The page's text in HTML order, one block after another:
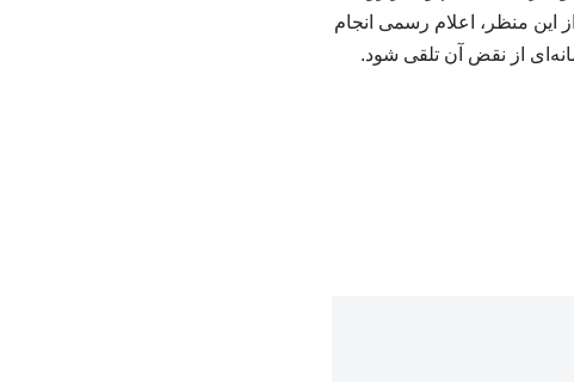
این منظر، اعلام رسمی انجام
از نقض آن تلقی شود.